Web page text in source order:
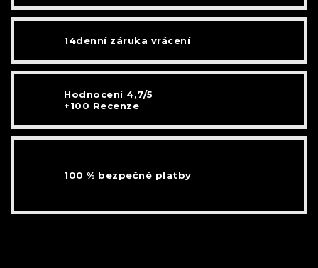
14denní záruka vrácení
Hodnocení 4,7/5
+100 Recenze
100 % bezpečné platby